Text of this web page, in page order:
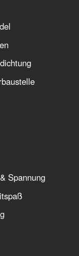
Spannung